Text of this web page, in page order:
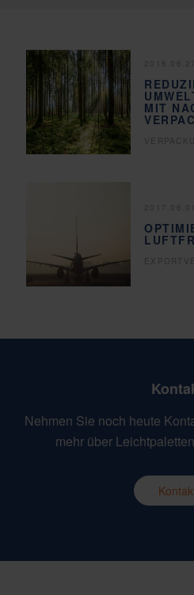
MIT
2016.06.27
2017.06.01
Nehmen Sie noch heute
mehr über